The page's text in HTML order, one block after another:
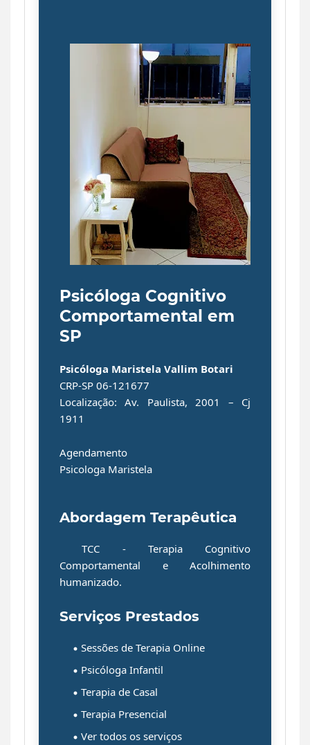
Psicóloga Cognitivo
Comportamental em
SP
Psicóloga Maristela Vallim Botari
CRP-SP 06-121677
Localização:Av. Paulista, 2001 – Cj
1911
Agendamento
Psicologa Maristela
Abordagem Terapêutica
TCC - Terapia Cognitivo
Comportamental e Acolhimento
humanizado.
Serviços Prestados
Sessões de Terapia Online
Psicóloga Infantil
Terapia de Casal
Terapia Presencial
Ver todos os serviços